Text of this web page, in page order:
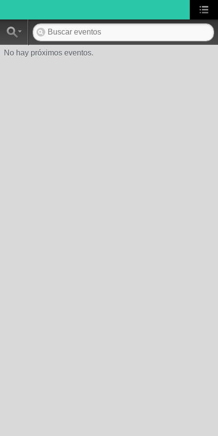
No hay próximos eventos.